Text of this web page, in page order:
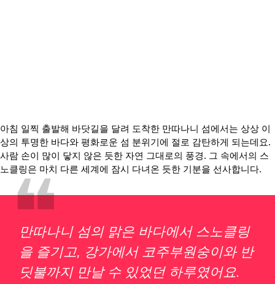
아침 일찍 출발해 바닷길을 달려 도착한 만따나니 섬에서는 상상 이
상의 투명한 바다와 평화로운 섬 분위기에 절로 감탄하게 되는데요.
사람 손이 많이 닿지 않은 듯한 자연 그대로의 풍경. 그 속에서의 스
노클링은 마치 다른 세계에 잠시 다녀온 듯한 기분을 선사합니다.
❝
만따나니 섬의 맑은 바다에서 스노클링
을 즐기고, 강가에서 코주부원숭이와 반
딧불까지 만날 수 있었던 하루였어요.